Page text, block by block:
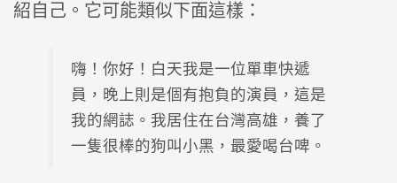
紹自己。它可能類似下面這樣：
嗨！你好！白天我是一位單車快遞
員，晚上則是個有抱負的演員，這是
我的網誌。我居住在台灣高雄，養了
一隻很棒的狗叫小黑，最愛喝台啤。